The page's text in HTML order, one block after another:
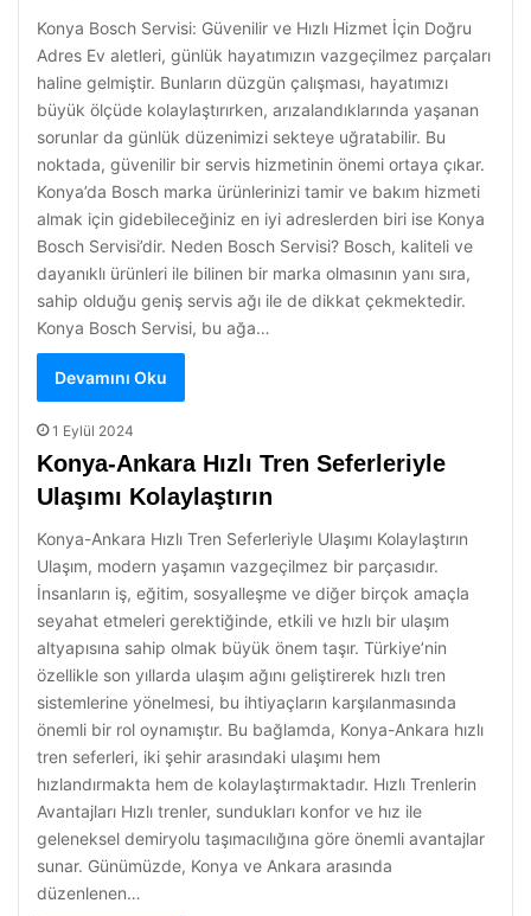
Konya Bosch Servisi: Güvenilir ve Hızlı Hizmet İçin Doğru
Adres Ev aletleri, günlük hayatımızın vazgeçilmez parçaları
haline gelmiştir. Bunların düzgün çalışması, hayatımızı
büyük ölçüde kolaylaştırırken, arızalandıklarında yaşanan
sorunlar da günlük düzenimizi sekteye uğratabilir. Bu
noktada, güvenilir bir servis hizmetinin önemi ortaya çıkar.
Konya’da Bosch marka ürünlerinizi tamir ve bakım hizmeti
almak için gidebileceğiniz en iyi adreslerden biri ise Konya
Bosch Servisi’dir. Neden Bosch Servisi? Bosch, kaliteli ve
dayanıklı ürünleri ile bilinen bir marka olmasının yanı sıra,
sahip olduğu geniş servis ağı ile de dikkat çekmektedir.
Konya Bosch Servisi, bu ağa…
Devamını Oku
1 Eylül 2024
Konya-Ankara Hızlı Tren Seferleriyle
Ulaşımı Kolaylaştırın
Konya-Ankara Hızlı Tren Seferleriyle Ulaşımı Kolaylaştırın
Ulaşım, modern yaşamın vazgeçilmez bir parçasıdır.
İnsanların iş, eğitim, sosyalleşme ve diğer birçok amaçla
seyahat etmeleri gerektiğinde, etkili ve hızlı bir ulaşım
altyapısına sahip olmak büyük önem taşır. Türkiye’nin
özellikle son yıllarda ulaşım ağını geliştirerek hızlı tren
sistemlerine yönelmesi, bu ihtiyaçların karşılanmasında
önemli bir rol oynamıştır. Bu bağlamda, Konya-Ankara hızlı
tren seferleri, iki şehir arasındaki ulaşımı hem
hızlandırmakta hem de kolaylaştırmaktadır. Hızlı Trenlerin
Avantajları Hızlı trenler, sundukları konfor ve hız ile
geleneksel demiryolu taşımacılığına göre önemli avantajlar
sunar. Günümüzde, Konya ve Ankara arasında
düzenlenen…